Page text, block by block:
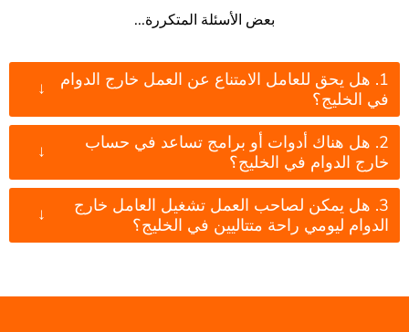
بعض الأسئلة المتكررة...
1. هل يحق للعامل الامتناع عن العمل خارج الدوام
في الخليج؟
↓
2. هل هناك أدوات أو برامج تساعد في حساب
خارج الدوام في الخليج؟
↓
3. هل يمكن لصاحب العمل تشغيل العامل خارج
الدوام ليومي راحة متتاليين في الخليج؟
↓